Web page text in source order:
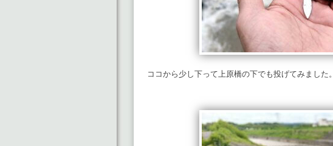
ココから少し下って上原橋の下でも投げてみました。